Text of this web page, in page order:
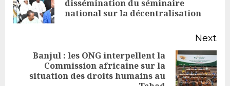
dissémination du séminaire
national sur la décentralisation
Next
post:
Banjul : les ONG interpellent la
Commission africaine sur la
situation des droits humains au